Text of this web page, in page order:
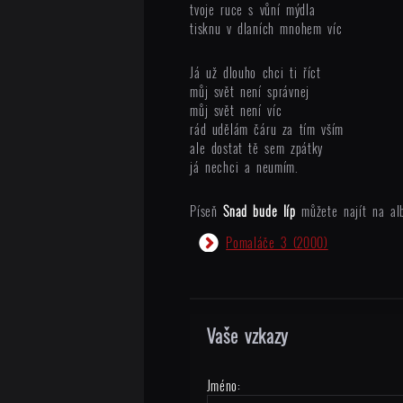
tvoje ruce s vůní mýdla
tisknu v dlaních mnohem víc
Já už dlouho chci ti říct
můj svět není správnej
můj svět není víc
rád udělám čáru za tím vším
ale dostat tě sem zpátky
já nechci a neumím.
PíseňSnad bude líp můžete najít na
Pomaláče 3 (2000)
Vaše vzkazy
Jméno: